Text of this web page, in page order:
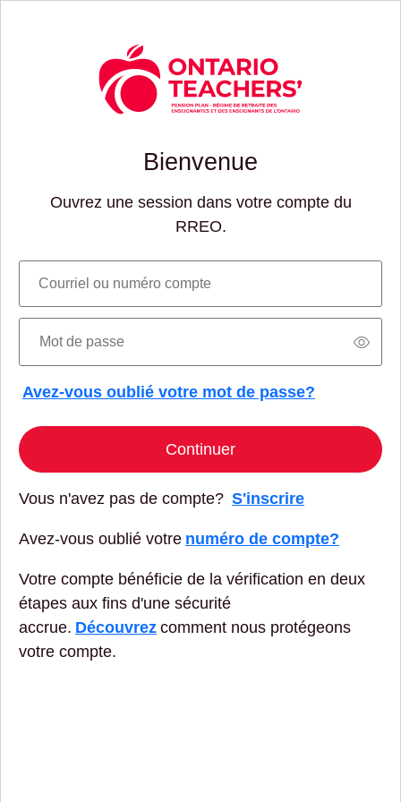
Bienvenue
Ouvrez une session dans votre compte du
RREO.
Courriel ou numéro compte
Mot de passe
Avez-vous oublié votre mot de passe?
Continuer
Vous n'avez pas de compte? S'inscrire
Avez-vous oublié votre numéro de compte?
Votre compte bénéficie de la vérification en deux
étapes aux fins d'une sécurité
accrue. Découvrez comment nous protégeons
votre compte.